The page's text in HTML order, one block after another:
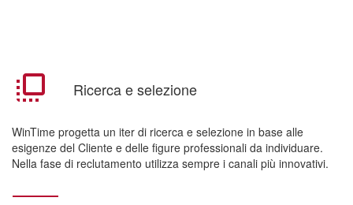
Ricerca e selezione
WinTime progetta un iter di ricerca e selezione in base alle
esigenze del Cliente e delle figure professionali da individuare.
Nella fase di reclutamento utilizza sempre i canali più innovativi.